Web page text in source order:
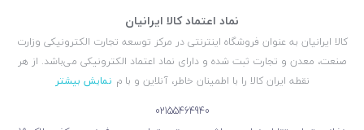
نماد اعتماد کالا ایرانیان
کالا ایرانیان به عنوان فروشگاه اینترنتی در مركز توسعه تجارت الكترونیكی وزارت
صنعت، معدن و تجارت ثبت شده و دارای نماد اعتماد الكترونیكی می‌باشد. از هر
نقطه ایران کالا را با اطمینان خاطر، آنلاین و با م نمایش بیشتر
02155464940